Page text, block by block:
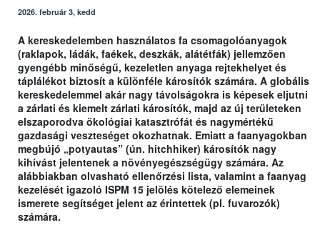
2026. február 3, kedd
A kereskedelemben használatos fa csomagolóanyagok
(raklapok, ládák, faékek, deszkák, alátétfák) jellemzően
gyengébb minőségű, kezeletlen anyaga rejtekhelyet és
táplálékot biztosít a különféle károsítók számára. A globális
kereskedelemmel akár nagy távolságokra is képesek eljutni
a zárlati és kiemelt zárlati károsítók, majd az új területeken
elszaporodva ökológiai katasztrófát és nagymértékű
gazdasági veszteséget okozhatnak. Emiatt a faanyagokban
megbújó „potyautas” (ún. hitchhiker) károsítók nagy
kihívást jelentenek a növényegészségügy számára. Az
alábbiakban olvasható ellenőrzési lista, valamint a faanyag
kezelését igazoló ISPM 15 jelölés kötelező elemeinek
ismerete segítséget jelent az érintettek (pl. fuvarozók)
számára.